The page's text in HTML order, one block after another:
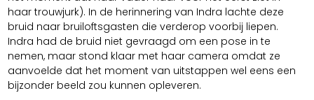
haar trouwjurk). In de herinnering van Indra lachte deze
bruid naar bruiloftsgasten die verderop voorbij liepen.
Indra had de bruid niet gevraagd om een pose in te
nemen, maar stond klaar met haar camera omdat ze
aanvoelde dat het moment van uitstappen wel eens een
bijzonder beeld zou kunnen opleveren.